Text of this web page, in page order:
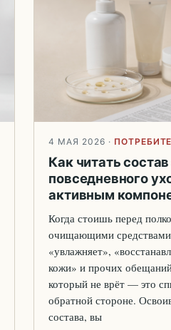
4 МАЯ 2026 ·
Как читать
повседневного
активным
Когда стоишь перед
очищающими средствами,
«увлажняет»,
кожи» и прочих
который не врёт — это
обратной стороне.
состава, вы